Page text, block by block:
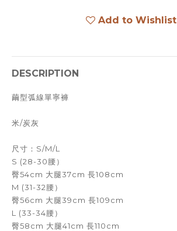
Add to Wishlist
DESCRIPTION
繭型弧線單寧褲
米/炭灰
尺寸：S/M/L
S (28-30腰）
臀54cm 大腿37cm 長108cm
M (31-32腰）
臀56cm 大腿39cm 長109cm
L (33-34腰）
臀58cm 大腿41cm 長110cm